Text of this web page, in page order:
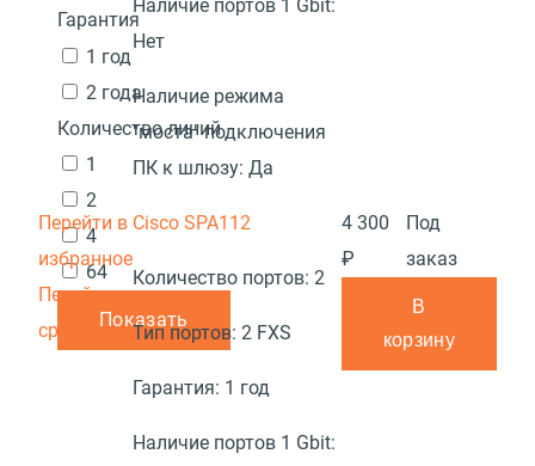
Гарантия
1 год
2 года
Количество линий
1
2
4
64
Показать
Наличие портов 1 Gbit:
Нет
Наличие режима
"моста" подключения
ПК к шлюзу: Да
Перейти в
избранное
Перейти в
сравнение
Cisco SPA112
Количество портов: 2
Тип портов: 2 FXS
Гарантия: 1 год
Наличие портов 1 Gbit:
4 300
₽
Под
заказ
В
корзину